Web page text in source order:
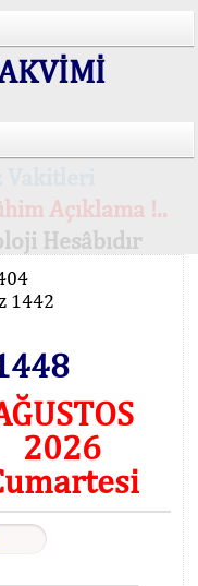
Açıklama !..
Hesâbıdır
1442
2026